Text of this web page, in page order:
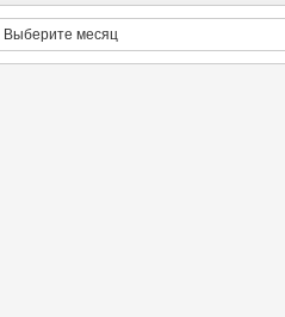
Архивы